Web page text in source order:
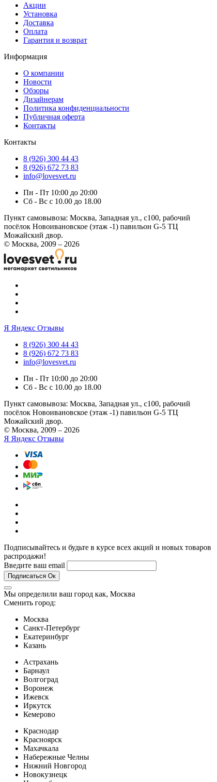
Акции
Установка
Доставка
Оплата
Гарантия и возврат
Информация
О компании
Новости
Обзоры
Дизайнерам
Политика конфиденциальности
Публичная оферта
Контакты
Контакты
8 (926) 300 44 43
8 (926) 672 73 83
info@lovesvet.ru
Пн - Пт 10:00 до 20:00
Сб - Вс с 10.00 до 18.00
Пункт самовывоза: Москва, Западная ул., с100, рабочий
посёлок Новоивановское (этаж -1) павильон G-5 ТЦ
Можайский двор.
© Москва, 2009 – 2026
Я Яндекс Отзывы
8 (926) 300 44 43
8 (926) 672 73 83
info@lovesvet.ru
Пн - Пт 10:00 до 20:00
Сб - Вс с 10.00 до 18.00
Пункт самовывоза: Москва, Западная ул., с100, рабочий
посёлок Новоивановское (этаж -1) павильон G-5 ТЦ
Можайский двор.
© Москва, 2009 – 2026
Я Яндекс Отзывы
Подписывайтесь и будьте в курсе всех акций и новых товаров
распродажи!
Введите ваш email
Подписаться Ок
Мы определили ваш город как, Москва
Сменить город:
Москва
Санкт-Петербург
Екатеринбург
Казань
Астрахань
Барнаул
Волгоград
Воронеж
Ижевск
Иркутск
Кемерово
Краснодар
Красноярск
Махачкала
Набережные Челны
Нижний Новгород
Новокузнецк